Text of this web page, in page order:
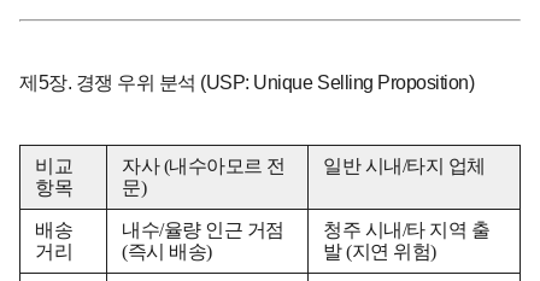
제5장. 경쟁 우위 분석 (USP: Unique Selling Proposition)
비교
항목
자사 (내수아모르 전
문)
일반 시내/타지 업체
배송
거리
내수/율량 인근 거점
(즉시 배송)
청주 시내/타 지역 출
발 (지연 위험)